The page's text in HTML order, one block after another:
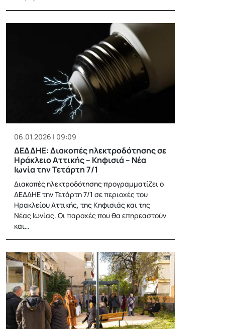
06.01.2026 | 09:09
ΔΕΔΔΗΕ: Διακοπές ηλεκτροδότησης σε
Ηράκλειο Αττικής – Κηφισιά – Νέα
Ιωνία την Τετάρτη 7/1
Διακοπές ηλεκτροδότησης προγραμματίζει ο
ΔΕΔΔΗΕ την Τετάρτη 7/1 σε περιοχές του
Ηρακλείου Αττικής, της Κηφισιάς και της
Νέας Ιωνίας. Οι παροχές που θα επηρεαστούν
και…